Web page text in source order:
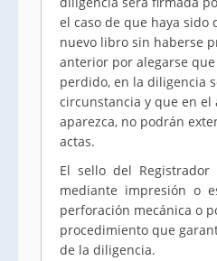
el caso de que haya sido
nuevo libro sin haberse
anterior por alegarse
perdido, en la diligencia
circunstancia y que en
aparezca, no podrán
actas.
El sello del Registrador
mediante impresión o
perforación mecánica o
procedimiento que
de la diligencia.